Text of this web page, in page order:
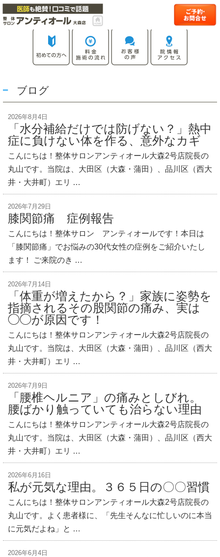
ブログ
2026年8月4日
「水分補給だけでは防げない？」熱中
症に負けない体を作る、意外なカギ
こんにちは！整体サロンアンティオール大森2号店院長の
丸山です。当院は、大田区（大森・蒲田）、品川区（西大
井・大井町）エリ …
2026年7月29日
膝関節痛 症例報告
こんにちは！整体サロン アンティオールです！本日は
「膝関節痛」でお悩みの30代女性の症例をご紹介いたし
ます！ ご来院のき …
2026年7月14日
「体重が増えたから？」家族に姿勢を
指摘されるその股関節の痛み、実は
◯◯が原因です！
こんにちは！整体サロンアンティオール大森2号店院長の
丸山です。当院は、大田区（大森・蒲田）、品川区（西大
井・大井町）エリ …
2026年7月9日
「腰椎ヘルニア」の痛みとしびれ。
腰ばかり触っていても治らない理由
こんにちは！整体サロンアンティオール大森2号店院長の
丸山です。当院は、大田区（大森・蒲田）、品川区（西大
井・大井町）エリ …
2026年6月16日
私が元気な理由。３６５日の〇〇習慣
こんにちは！整体サロンアンティオール大森2号店院長の
丸山です。よく患者様に、「先生そんなに忙しいのに本当
に元気だよね」と …
2026年6月4日